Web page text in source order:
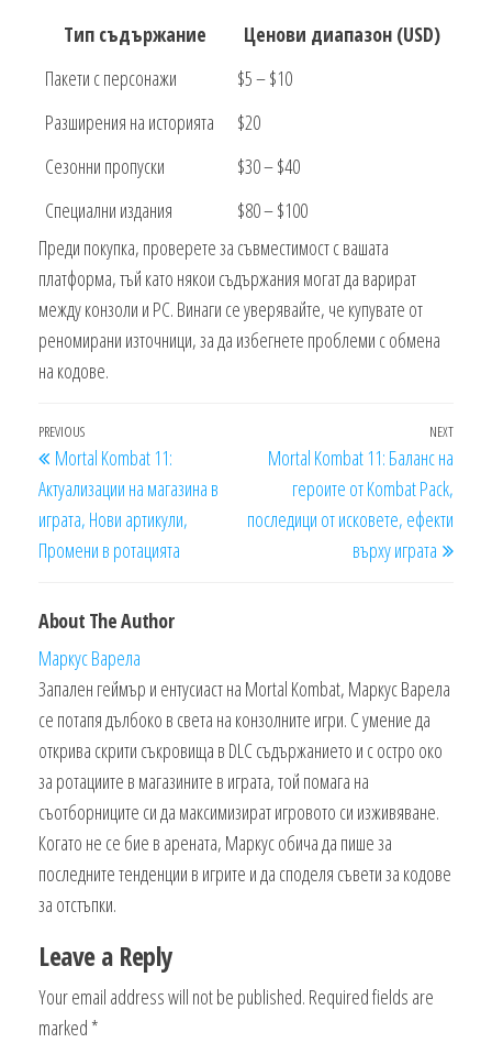
Тип съдържание
Ценови диапазон (USD)
Пакети с персонажи
$5 – $10
Разширения на историята
$20
Сезонни пропуски
$30 – $40
Специални издания
$80 – $100
Преди покупка, проверете за съвместимост с вашата
платформа, тъй като някои съдържания могат да варират
между конзоли и PC. Винаги се уверявайте, че купувате от
реномирани източници, за да избегнете проблеми с обмена
на кодове.
Post
navigation
Previous
Post
PREVIOUS
Mortal Kombat 11:
Актуализации на магазина в
играта, Нови артикули,
Промени в ротацията
Next
NEXT
Mortal Kombat 11: Баланс на
героите от Kombat Pack,
последици от исковете, ефекти
върху играта
About The Author
Маркус Варела
Запален геймър и ентусиаст на Mortal Kombat, Маркус Варела
се потапя дълбоко в света на конзолните игри. С умение да
открива скрити съкровища в DLC съдържанието и с остро око
за ротациите в магазините в играта, той помага на
съотборниците си да максимизират игровото си изживяване.
Когато не се бие в арената, Маркус обича да пише за
последните тенденции в игрите и да споделя съвети за кодове
за отстъпки.
Leave a Reply
Your email address will not be published. Required fields are
marked *